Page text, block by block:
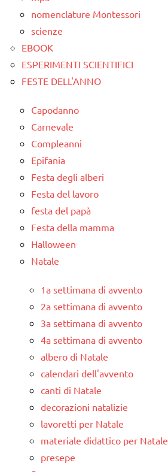
nomenclature Montessori
scienze
EBOOK
ESPERIMENTI SCIENTIFICI
FESTE DELL'ANNO
Capodanno
Carnevale
Compleanni
Epifania
Festa degli alberi
Festa del lavoro
festa del papà
Festa della mamma
Halloween
Natale
1a settimana di avvento
2a settimana di avvento
3a settimana di avvento
4a settimana di avvento
albero di Natale
calendari dell'avvento
canti di Natale
decorazioni natalizie
lavoretti per Natale
materiale didattico per Natale
presepe